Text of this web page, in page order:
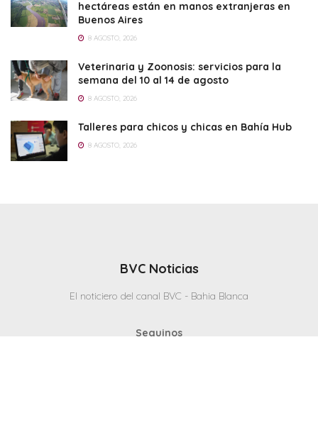
hectáreas están en manos extranjeras en
Buenos Aires
8 AGOSTO, 2026
Veterinaria y Zoonosis: servicios para la
semana del 10 al 14 de agosto
8 AGOSTO, 2026
Talleres para chicos y chicas en Bahía Hub
8 AGOSTO, 2026
BVC Noticias
El noticiero del canal BVC - Bahia Blanca
Seguinos